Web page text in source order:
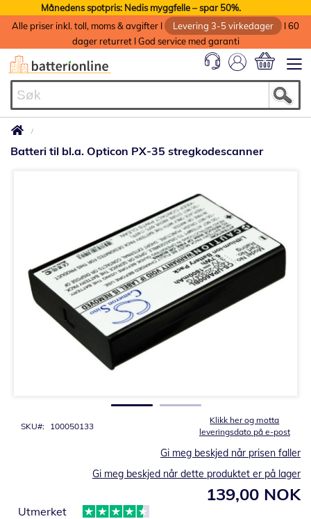
Månedens spotpris: Nedis myggfelle – spar 50%.
Alle priser inkl. toll, moms & avgifter I
Levering 3-5 virkedager
I 60
dager returret I God service med garanti
Batteri til bl.a. Opticon PX-35 stregkodescanner
Klikk her og motta
leveringsdato på e-post
SKU 100050133
139,00 NOK
Gi meg beskjed når prisen faller
Gi meg beskjed når dette produktet er på lager
Utmerket